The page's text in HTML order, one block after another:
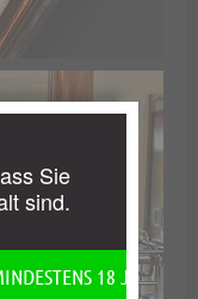
Sie
sind.
18 JAHRE